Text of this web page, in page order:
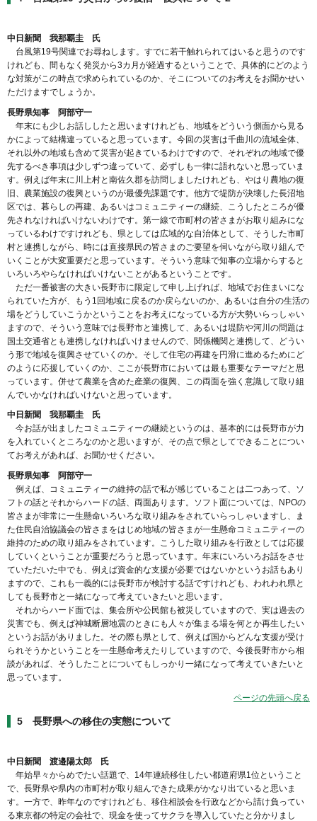
中日新聞 我那覇圭 氏
台風第19号関連でお尋ねします。すでに若干触れられてはいると思うのです
けれども、間もなく発災から3カ月が経過するということで、具体的にどのよう
な対策がこの時点で求められているのか、そこについてのお考えをお聞かせい
ただけますでしょうか。
長野県知事 阿部守一
年末にも少しお話ししたと思いますけれども、地域をどういう側面から見る
かによって結構違っていると思っています。今回の災害は千曲川の流域全体、
それ以外の地域も含めて災害が起きているわけですので、それぞれの地域で優
先するべき事項は少しずつ違っていて、必ずしも一律に語れないと思っていま
す。例えば年末に川上村と南佐久郡を訪問しましたけれども、やはり農地の復
旧、農業施設の復興というのが最優先課題です。他方で堤防が決壊した長沼地
区では、暮らしの再建、あるいはコミュニティーの継続、こうしたところが優
先されなければいけないわけです。第一線で市町村の皆さまがお取り組みにな
っているわけですけれども、県としては広域的な自治体として、そうした市町
村と連携しながら、時には直接県民の皆さまのご要望を伺いながら取り組んで
いくことが大変重要だと思っています。そういう意味で知事の立場からすると
いろいろやらなければいけないことがあるということです。
ただ一番被害の大きい長野市に限定して申し上げれば、地域でお住まいにな
られていた方が、もう1回地域に戻るのか戻らないのか、あるいは自分の生活の
場をどうしていこうかということをお考えになっている方が大勢いらっしゃい
ますので、そういう意味では長野市と連携して、あるいは堤防や河川の問題は
国土交通省とも連携しなければいけませんので、関係機関と連携して、どうい
う形で地域を復興させていくのか。そして住宅の再建を円滑に進めるためにど
のように応援していくのか、ここが長野市においては最も重要なテーマだと思
っています。併せて農業を含めた産業の復興、この両面を強く意識して取り組
んでいかなければいけないと思っています。
中日新聞 我那覇圭 氏
今お話が出ましたコミュニティーの継続というのは、基本的には長野市が力
を入れていくところなのかと思いますが、その点で県としてできることについ
てお考えがあれば、お聞かせください。
長野県知事 阿部守一
例えば、コミュニティーの維持の話で私が感じていることは二つあって、ソ
フトの話とそれからハードの話、両面あります。ソフト面については、NPOの
皆さまが非常に一生懸命いろいろな取り組みをされていらっしゃいますし、ま
た住民自治協議会の皆さまをはじめ地域の皆さまが一生懸命コミュニティーの
維持のための取り組みをされています。こうした取り組みを行政としては応援
していくということが重要だろうと思っています。年末にいろいろお話をさせ
ていただいた中でも、例えば資金的な支援が必要ではないかというお話もあり
ますので、これも一義的には長野市が検討する話ですけれども、われわれ県と
しても長野市と一緒になって考えていきたいと思います。
それからハード面では、集会所や公民館も被災していますので、実は過去の
災害でも、例えば神城断層地震のときにも人々が集まる場を何とか再生したい
というお話がありました。その際も県として、例えば国からどんな支援が受け
られそうかということを一生懸命考えたりしていますので、今後長野市から相
談があれば、そうしたことについてもしっかり一緒になって考えていきたいと
思っています。
ページの先頭へ戻る
5 長野県への移住の実態について
中日新聞 渡邉陽太郎 氏
年始早々からめでたい話題で、14年連続移住したい都道府県1位ということ
で、長野県や県内の市町村が取り組んできた成果がかなり出ていると思いま
す。一方で、昨年なのですけれども、移住相談会を行政などから請け負ってい
る東京都の特定の会社で、現金を使ってサクラを導入していたと分かりまし